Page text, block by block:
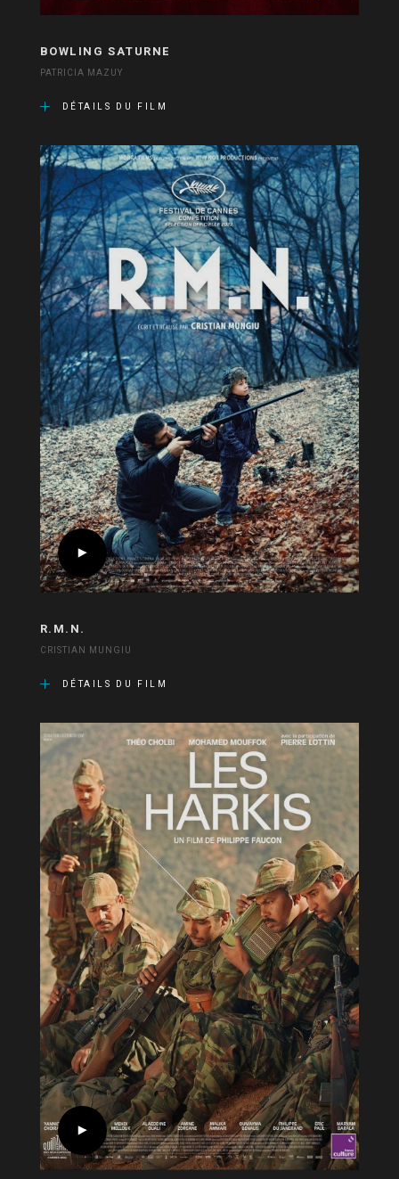
BOWLING SATURNE
PATRICIA MAZUY
DÉTAILS DU FILM
R.M.N.
CRISTIAN MUNGIU
DÉTAILS DU FILM